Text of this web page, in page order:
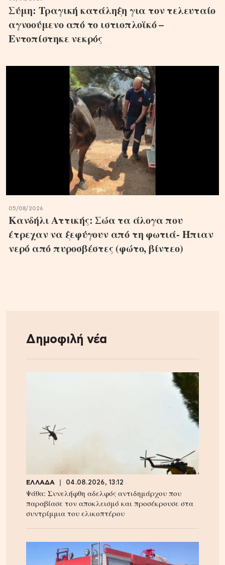
Σύμη: Τραγική κατάληξη για τον τελευταίο
αγνοούμενο από το ιστιοπλοϊκό –
Εντοπίστηκε νεκρός
05/08/2026
Κανδήλι Αττικής: Σώα τα άλογα που
έτρεχαν να ξεφύγουν από τη φωτιά- Ήπιαν
νερό από πυροσβέστες (φώτο, βίντεο)
Δημοφιλή νέα
ΕΛΛΑΔΑ 04.08.2026, 13:12
Ψάθα: Συνελήφθη αδελφός αντιδημάρχου που
παραβίασε τον αποκλεισμό και προσέκρουσε στα
συντρίμμια του ελικοπτέρου